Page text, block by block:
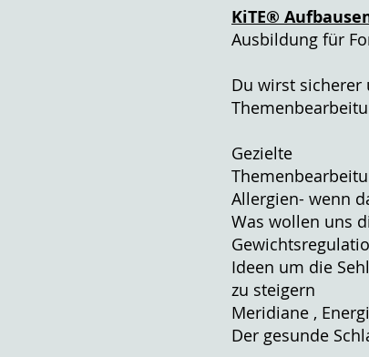
KiTE®
Ausbildung für
Du wirst sicherer
Gezielte
Allergien- wenn
Was wollen uns
Ideen um die
zu steigern
Meridiane ,
Der gesunde